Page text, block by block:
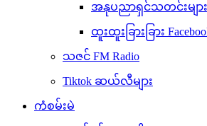
အနုပညာရှင်သတင်းများ
ထူးထူးခြားခြား
သဇင် FM Radio
Tiktok ဆယ်လီများ
ကံစမ်းမဲ